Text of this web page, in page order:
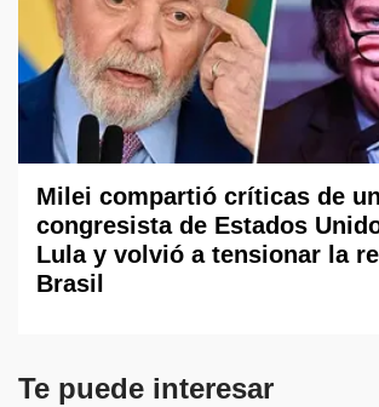
Milei compartió críticas de un
congresista de Estados
Lula y volvió a tensionar la
Brasil
Te puede interesar